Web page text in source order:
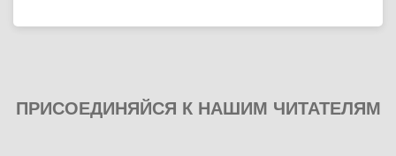
ПРИСОЕДИНЯЙСЯ К НАШИМ ЧИТАТЕЛЯМ